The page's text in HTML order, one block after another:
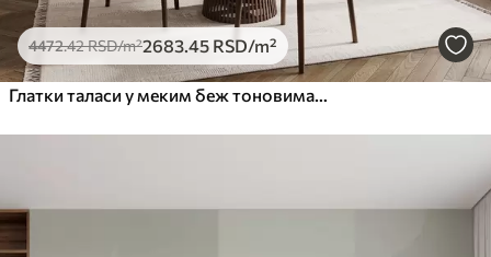
4472.42RSD/m²2683 .45 RSD/m²